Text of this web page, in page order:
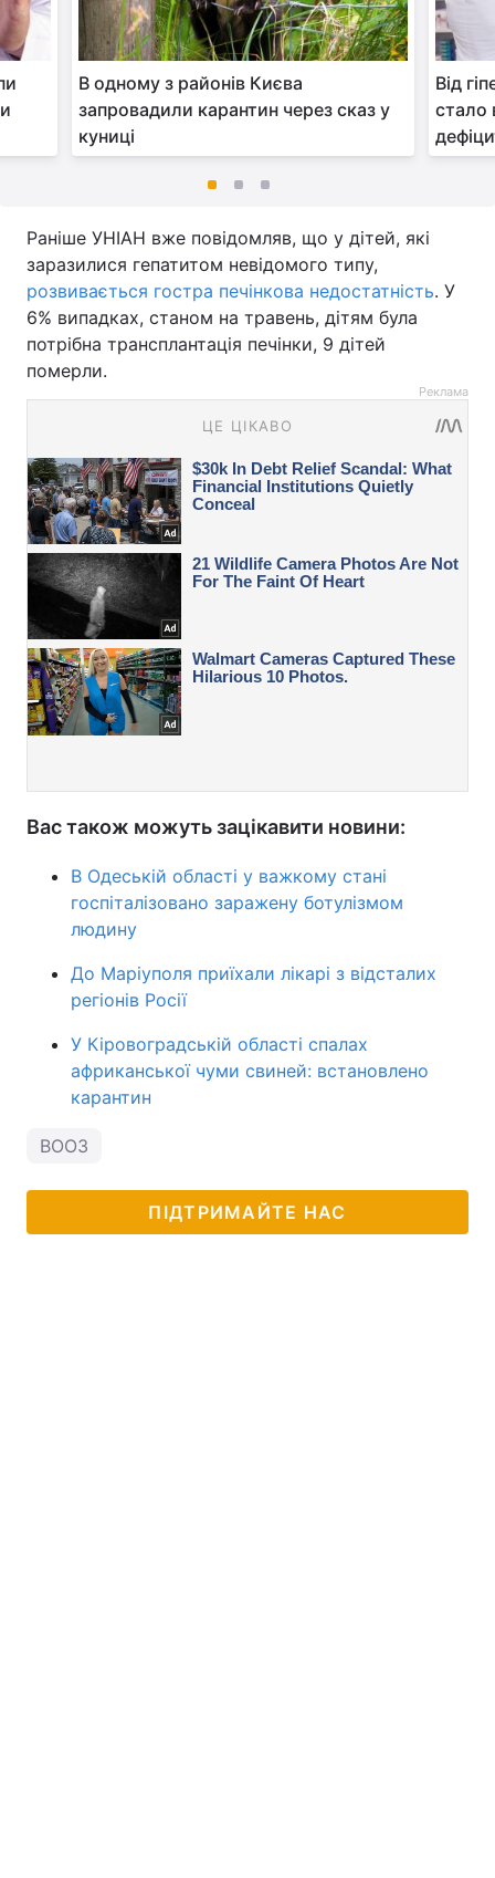
В одному з районів Києва
запровадили карантин через сказ у
куниці
Від
стало
Раніше УНІАН вже повідомляв, що у дітей, які
заразилися гепатитом невідомого типу,
розвивається гостра печінкова недостатність. У
6% випадках, станом на травень, дітям була
потрібна трансплантація печінки, 9 дітей
померли.
Реклама
Вас також можуть зацікавити новини:
В Одеській області у важкому стані
госпіталізовано заражену ботулізмом
людину
До Маріуполя приїхали лікарі з відсталих
регіонів Росії
У Кіровоградській області спалах
африканської чуми свиней: встановлено
карантин
ВООЗ
ПІДТРИМАЙТЕ НАС